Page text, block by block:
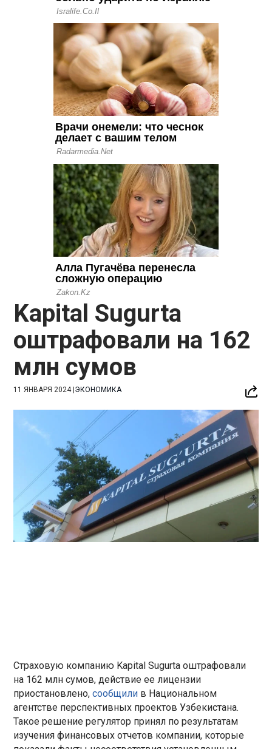
Kapital Sugurta
оштрафовали на 162
млн сумов
11 ЯНВАРЯ 2024|ЭКОНОМИКА
Страховую компанию Kapital Sugurta оштрафовали
на 162 млн сумов, действие ее лицензии
приостановлено,сообщили в Национальном
агентстве перспективных проектов Узбекистана.
Такое решение регулятор принял по результатам
изучения финансовых отчетов компании, которые